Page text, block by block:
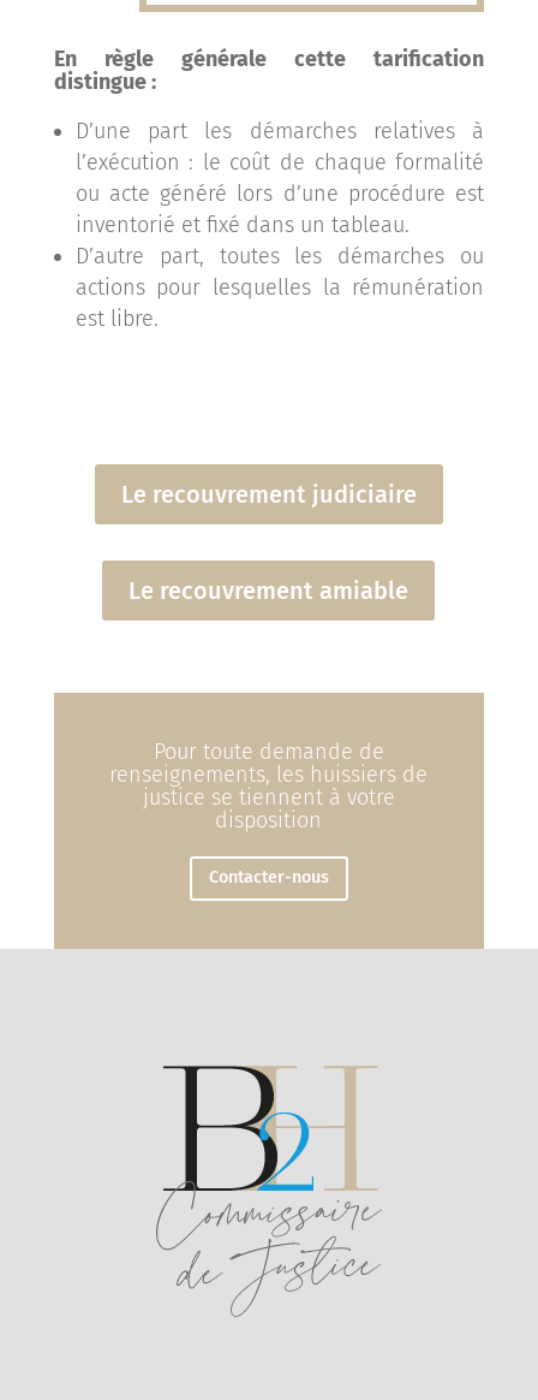
En règle générale cette tarification
distingue :
D’une part les démarches relatives à
l’exécution : le coût de chaque formalité
ou acte généré lors d’une procédure est
inventorié et fixé dans un tableau.
D’autre part, toutes les démarches ou
actions pour lesquelles la rémunération
est libre.
Le recouvrement judiciaire
Le recouvrement amiable
Pour toute demande de
renseignements, les huissiers de
justice se tiennent à votre
disposition
Contacter-nous